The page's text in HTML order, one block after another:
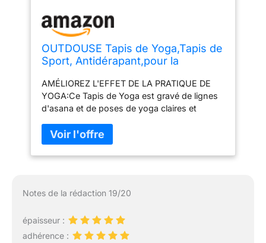
OUTDOUSE Tapis de Yoga,Tapis de
Sport, Antidérapant,pour la
oyage,Tapis de Gymnastique avec
sangles de
rangement,183x61x0.6cm
AMÉLIOREZ L'EFFET DE LA PRATIQUE DE
YOGA:Ce Tapis de Yoga est gravé de lignes
d'asana et de poses de yoga claires et
laser qui peut vous aider à mieux contrôler la
position et la posture de votre corps.Par
conséquent,ce Tapis de Yoga peut réduire la
sport,ce qui est le meilleur choix pour les
sport. ANTIDÉRAPANT DES DEUX
CÔTÉS,MULTIFONCTIONNEL:Tapis
Notes de la rédaction 19/20
épaisseur :
adhérence :